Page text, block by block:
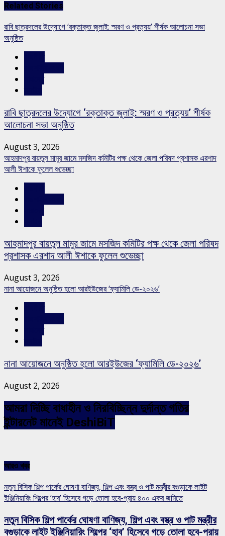
Related Stories
রাবি ছাত্রদলের উদ্যোগে ‘রক্তাক্ত জুলাই: স্মরণ ও প্রত্যয়’ শীর্ষক আলোচনা সভা
অনুষ্ঠিত
রাবি ছাত্রদলের উদ্যোগে ‘রক্তাক্ত জুলাই: স্মরণ ও প্রত্যয়’ শীর্ষক
আলোচনা সভা অনুষ্ঠিত
August 3, 2026
আহমাদপুর বায়তুল মামুর জামে মসজিদ কমিটির পক্ষ থেকে জেলা পরিষদ প্রশাসক এরশাদ
আলী ঈশাকে ফুলেল শুভেচ্ছা
আহমাদপুর বায়তুল মামুর জামে মসজিদ কমিটির পক্ষ থেকে জেলা পরিষদ
প্রশাসক এরশাদ আলী ঈশাকে ফুলেল শুভেচ্ছা
August 3, 2026
নানা আয়োজনে অনুষ্ঠিত হলো আরইউজের ‘ফ্যামিলি ডে-২০২৬’
নানা আয়োজনে অনুষ্ঠিত হলো আরইউজের ‘ফ্যামিলি ডে-২০২৬’
August 2, 2026
আমরা দিচ্ছি বাধাহীন ও নিরবিচ্ছিন্ন দুর্দান্ত গতির
ইন্টারনেট মানেই DeshiBiT
আরও খবর
নতুন বিসিক শিল্প পার্কের ঘোষণা বাণিজ্য, শিল্প এবং বস্ত্র ও পাট মন্ত্রীর বগুড়াকে লাইট
ইঞ্জিনিয়ারিং শিল্পের ‘হাব’ হিসেবে গড়ে তোলা হবে-প্রায় ৪০০ একর জমিতে
নতুন বিসিক শিল্প পার্কের ঘোষণা বাণিজ্য, শিল্প এবং বস্ত্র ও পাট মন্ত্রীর
বগুড়াকে লাইট ইঞ্জিনিয়ারিং শিল্পের ‘হাব’ হিসেবে গড়ে তোলা হবে-প্রায়